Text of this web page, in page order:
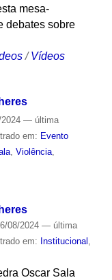
mesa-
debates sobre
/Vídeos
— última
em: Evento
, Violência,
08/2024 — última
em: Institucional ,
Oscar Sala